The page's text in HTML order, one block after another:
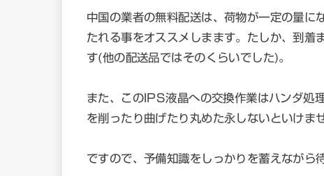
中国の業者の無料配送は、荷物が一定の量に
たれる事をオススメしまます。たしか、到
す(他の配送品ではそのくらいでした)。
また、このIPS液晶への交換作業はハンダ処
を削ったり曲げたり丸めた永しないといけま
ですので、予備知識をしっかりを蓄えながら